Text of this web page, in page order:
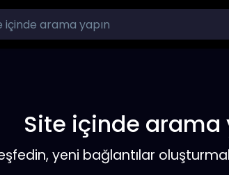
Site içinde arama
yeni bağlantılar